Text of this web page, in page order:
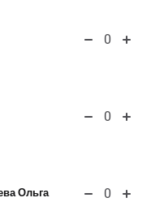
0
0
Ольга 0